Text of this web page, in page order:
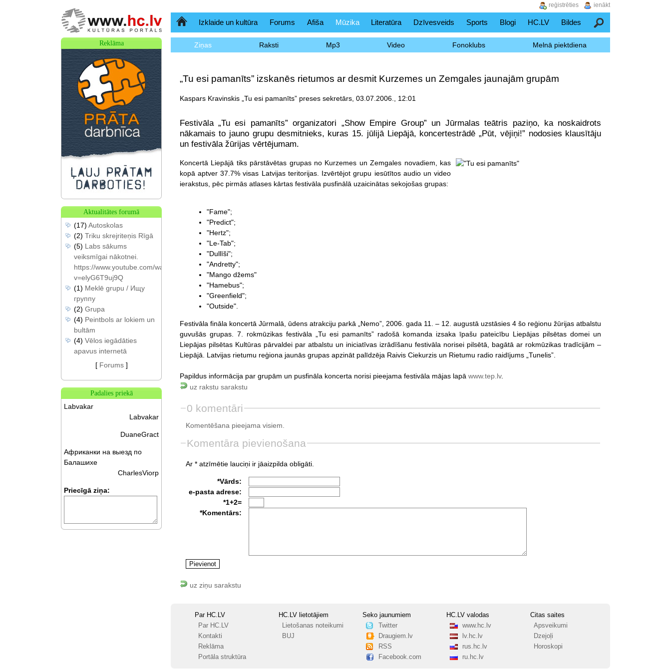
SākumlapaIzklaide un kultūra Forums Afiša Mūzika Literatūra Dzīvesveids Sports Blogi HC.LV Bildes Meklēšana
Ziņas Raksti Mp3 Video Fonoklubs Melnā piektdiena
„Tu esi pamanīts” izskanēs rietumos ar desmit Kurzemes un Zemgales jaunajām grupām
Kaspars Kravinskis „Tu esi pamanīts” preses sekretārs, 03.07.2006., 12:01
Festivāla „Tu esi pamanīts” organizatori „Show Empire Group” un Jūrmalas teātris paziņo, ka noskaidrots
nākamais to jauno grupu desmitnieks, kuras 15. jūlijā Liepājā, koncertestrādē „Pūt, vējiņi!” nodosies klausītāju
un festivāla žūrijas vērtējumam.
Koncertā Liepājā tiks pārstāvētas grupas no Kurzemes un Zemgales novadiem, kas
kopā aptver 37.7% visas Latvijas teritorijas. Izvērtējot grupu iesūtītos audio un video
ierakstus, pēc pirmās atlases kārtas festivāla pusfinālā uzaicinātas sekojošas grupas:
"Fame";
"Predict";
"Hertz";
"Le-Tab";
"Dullīši";
"Andretty";
"Mango džems"
"Hamebus";
"Greenfield";
"Outside".
Festivāla fināla koncertā Jūrmalā, ūdens atrakciju parkā „Nemo”, 2006. gada 11. – 12. augustā uzstāsies 4 šo reģionu žūrijas atbalstu
guvušās grupas. 7. rokmūzikas festivāla „Tu esi pamanīts” radošā komanda izsaka īpašu pateicību Liepājas pilsētas domei un
Liepājas pilsētas Kultūras pārvaldei par atbalstu un iniciatīvas izrādīšanu festivāla norisei pilsētā, bagātā ar rokmūzikas tradīcijām –
Liepājā. Latvijas rietumu reģiona jaunās grupas apzināt palīdzēja Raivis Ciekurzis un Rietumu radio raidījums „Tunelis”.
Papildus informācija par grupām un pusfināla koncerta norisi pieejama festivāla mājas lapā www.tep.lv.
uz rakstu sarakstu
0 komentāri
Komentēšana pieejama visiem.
Komentāra pievienošana
Ar * atzīmētie lauciņi ir jāaizpilda obligāti.
*Vārds:
e-pasta adrese:
*1+2=
*Komentārs:
uz ziņu sarakstu
Par HC.LV
Par HC.LV
Kontakti
Reklāma
Portāla struktūra
HC.LV lietotājiem
Lietošanas noteikumi
BUJ
Seko jaunumiem
Twitter
Draugiem.lv
RSS
Facebook.com
HC.LV valodas
www.hc.lv
lv.hc.lv
rus.hc.lv
ru.hc.lv
Citas saites
Apsveikumi
Dzejoļi
Horoskopi
Reklāma
Aktualitātes forumā
(17) Autoskolas
(2) Triku skrejriteņis Rīgā
(5) Labs sākums
veiksmīgai nākotnei.
https://www.youtube.com/watch?
v=elyG6T9uj9Q
(1) Meklē grupu / Ищу
группу
(2) Grupa
(4) Peintbols ar lokiem un
bultām
(4) Vēlos iegādāties
apavus internetā
[ Forums]
Padalies priekā
Labvakar
Labvakar
DuaneGract
Африканки на выезд по
Балашихе
CharlesViorp
Priecīgā ziņa:
ienākt
reģistrēties